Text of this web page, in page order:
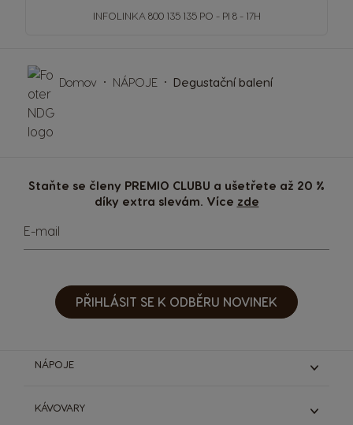
INFOLINKA 800 135 135 PO - PI 8 - 17H
Staňte se členy PREMIO CLUBU a ušetřete až 20 %
díky extra slevám. Více zde
E-mail
PŘIHLÁSIT SE K ODBĚRU NOVINEK
Domov NÁPOJE Degustační balení
NÁPOJE
Lungo & grande
KÁVOVARY